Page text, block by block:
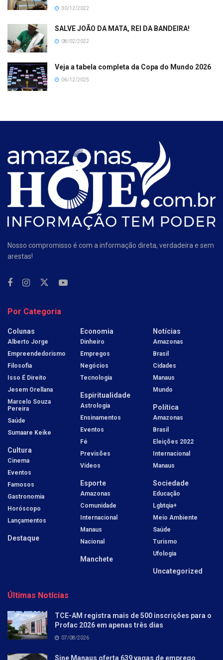
30/12/2022
SALVE JOÃO DA MATA, REI DA BANDEIRA!
08/02/2022
Veja a tabela completa da Copa do Mundo 2026
06/12/2025
Nosso compromisso é com a informação direta, verdadeira e sem
arestas!
Por Categoria
Colunas
Alberto Jorge
Empreendedorismo
Filosofia
Isso É Direito
Jesem Orellana
Marcelo Souza
Pereira
Saúde
Sumaare Keike
Cultura
Cinema
Eventos
Famosos
Gastronomia
Horóscopo
Lançamentos
Destaque
Economia
Dinheiro
Empregos
Negócios
Tecnologia
Espiritualidade
Astrologia
Ensinamentos
Eventos
Fé
Previsões
Vídeos
Esporte
Amazonas
Comunidade
Internacional
Manaus
Nacional
Manchete
Notícias
Amazonas
Brasil
Cidades
Manaus
Mundo
Política
Amazonas
Brasil
Eleições 2022
Internacional
Manaus
Sociedade
Educação
Lgbtqia+
Meio Ambiente
Saúde
Turismo
Ufologia
Uncategorized
Últimas Notícias
TCE-AM registra mais de 500 inscrições para o
Profac 2026 em apenas três dias
07/08/2026
Sine Manaus oferta 639 vagas de emprego